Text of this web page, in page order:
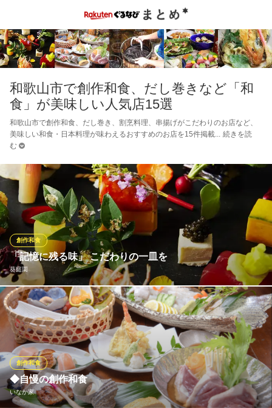
和歌山市で創作和食、だし巻きなど「和
食」が美味しい人気店15選
和歌山市で創作和食、だし巻き、割烹料理、串揚げがこだわりのお店など、
美味しい和食・日本料理が味わえるおすすめのお店を15件掲載
続きを読
む
「記憶に残る味」 こだわりの一皿を
葵庭園
創作和食
厳選された四季折々の食材を活かし、時代を紡ぐ美しい伝統を継
承した和のスタイルで美食の一皿をお愉しみください
葵庭園
徳川家ゆかりの日本庭園
わかやま電鉄貴志川線田中口駅 徒歩26分
和歌山県和歌山市谷町38
◆自慢の創作和食
いなか家
創作和食